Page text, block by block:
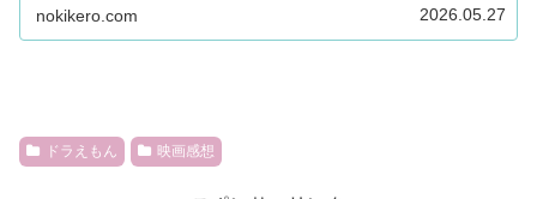
nokikero.com 2026.05.27
ドラえもん 映画感想